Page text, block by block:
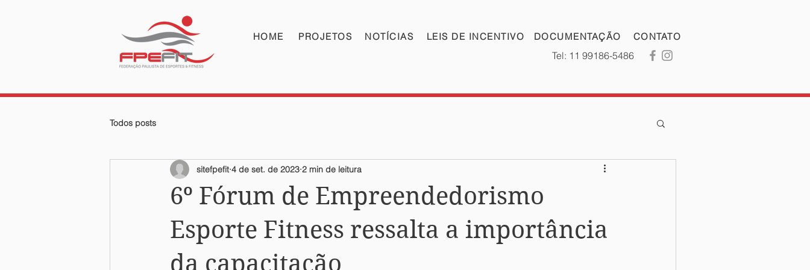
HOME PROJETOS NOTÍCIAS LEIS DE INCENTIVO DOCUMENTAÇÃO CONTATO
Tel: 11 99186-5486
Todos posts
6º Fórum de Empreendedorismo
Esporte Fitness ressalta a importância
da capacitação
sitefpefit 4 de set. de 2023 2 min de leitura